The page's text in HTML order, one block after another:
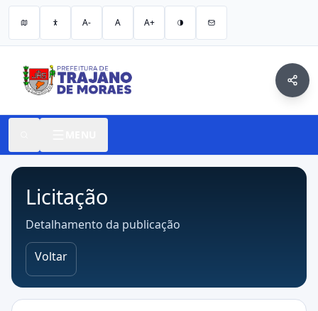
A- A A+
Licitação
Detalhamento da publicação
Voltar